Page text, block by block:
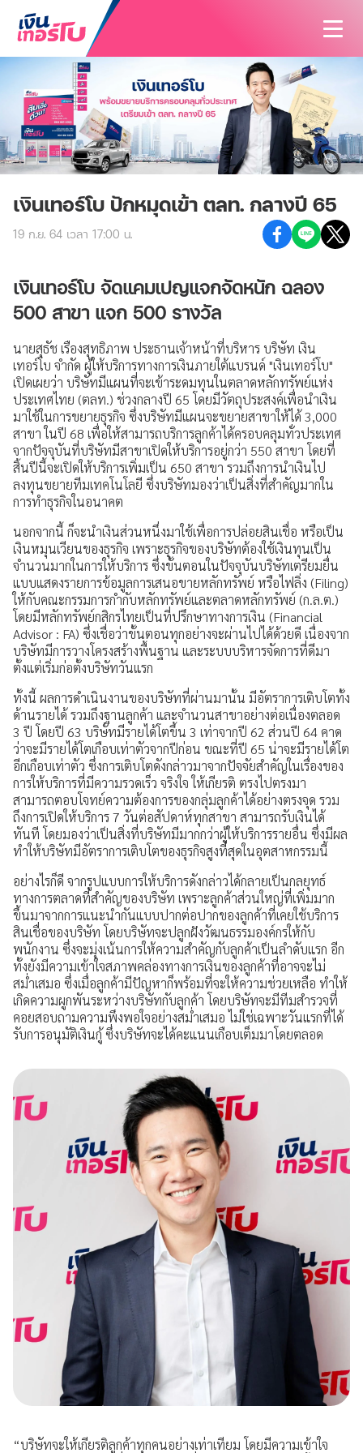
สนใจสินเชื่อ
สินเชื่อทั้งหมด
สินเชื่อรถมอเตอร์ไซค์
สินเชื่อรถยนต์
สินเชื่อรถแทรกเตอร์
สนใจประกัน
ประกันทั้งหมด
ประกันรถมอเตอร์ไซค์
ประกันรถยนต์
ประกันอุบัติเหตุ
ประกันบ้านและคอนโด
บทความ
รู้จักเงินเทอร์โบ
วิสัยทัศน์และพันธกิจ
บริษัทฯ และวัฒนธรรมองค์กร
ประสบการณ์ลูกค้า
คำถามที่พบบ่อย
ร่วมงานกับเรา
เรื่องราวใหม่ๆ
ข่าวสาร กิจกรรม และโปรโมชัน
วิดีโอเงินเทอร์โบ
ข้อมูลต่างๆ
เงื่อนไขการใช้งานเว็บไซต์
ประกาศดอกเบี้ยและค่าธรรมเนียม
การเปิดเผยข้อมูล
ช่องทางการแจ้งเบาะแส / ร้องเรียน
ติดต่อเรา
เงินเทอร์โบ ปักหมุดเข้า ตลท. กลางปี 65
19 ก.ย. 64 เวลา 17:00 น.
เงินเทอร์โบ จัดแคมเปญแจกจัดหนัก ฉลอง
500 สาขา แจก 500 รางวัล
นายสุธัช เรืองสุทธิภาพ ประธานเจ้าหน้าที่บริหาร บริษัท เงิน
เทอร์โบ จำกัด ผู้ให้บริการทางการเงินภายใต้แบรนด์ "เงินเทอร์โบ"
เปิดเผยว่า บริษัทมีแผนที่จะเข้าระดมทุนในตลาดหลักทรัพย์แห่ง
ประเทศไทย (ตลท.) ช่วงกลางปี 65 โดยมีวัตถุประสงค์เพื่อนำเงิน
มาใช้ในการขยายธุรกิจ ซึ่งบริษัทมีแผนจะขยายสาขาให้ได้ 3,000
สาขา ในปี 68 เพื่อให้สามารถบริการลูกค้าได้ครอบคลุมทั่วประเทศ
จากปัจจุบันที่บริษัทมีสาขาเปิดให้บริการอยู่กว่า 550 สาขา โดยที่
สิ้นปีนี้จะเปิดให้บริการเพิ่มเป็น 650 สาขา รวมถึงการนำเงินไป
ลงทุนขยายทีมเทคโนโลยี ซึ่งบริษัทมองว่าเป็นสิ่งที่สำคัญมากใน
การทำธุรกิจในอนาคต
นอกจากนี้ ก็จะนำเงินส่วนหนึ่งมาใช้เพื่อการปล่อยสินเชื่อ หรือเป็น
เงินหมุนเวียนของธุรกิจ เพราะธุรกิจของบริษัทต้องใช้เงินทุนเป็น
จำนวนมากในการให้บริการ ซึ่งขั้นตอนในปัจจุบันบริษัทเตรียมยื่น
แบบแสดงรายการข้อมูลการเสนอขายหลักทรัพย์ หรือไฟลิ่ง (Filing)
ให้กับคณะกรรมการกำกับหลักทรัพย์และตลาดหลักทรัพย์ (ก.ล.ต.)
โดยมีหลักทรัพย์กสิกรไทยเป็นที่ปรึกษาทางการเงิน (Financial
Advisor : FA) ซึ่งเชื่อว่าขั้นตอนทุกอย่างจะผ่านไปได้ด้วยดี เนื่องจาก
บริษัทมีการวางโครงสร้างพื้นฐาน และระบบบริหารจัดการที่ดีมา
ตั้งแต่เริ่มก่อตั้งบริษัทวันแรก
ทั้งนี้ ผลการดำเนินงานของบริษัทที่ผ่านมานั้น มีอัตราการเติบโตทั้ง
ด้านรายได้ รวมถึงฐานลูกค้า และจำนวนสาขาอย่างต่อเนื่องตลอด
3 ปี โดยปี 63 บริษัทมีรายได้โตขึ้น 3 เท่าจากปี 62 ส่วนปี 64 คาด
ว่าจะมีรายได้โตเกือบเท่าตัวจากปีก่อน ขณะที่ปี 65 น่าจะมีรายได้โต
อีกเกือบเท่าตัว ซึ่งการเติบโตดังกล่าวมาจากปัจจัยสำคัญในเรื่องของ
การให้บริการที่มีความรวดเร็ว จริงใจ ให้เกียรติ ตรงไปตรงมา
สามารถตอบโจทย์ความต้องการของกลุ่มลูกค้าได้อย่างตรงจุด รวม
ถึงการเปิดให้บริการ 7 วันต่อสัปดาห์ทุกสาขา สามารถรับเงินได้
ทันที โดยมองว่าเป็นสิ่งที่บริษัทมีมากกว่าผู้ให้บริการรายอื่น ซึ่งมีผล
ทำให้บริษัทมีอัตราการเติบโตของธุรกิจสูงที่สุดในอุตสาหกรรมนี้
อย่างไรก็ดี จากรูปแบบการให้บริการดังกล่าวได้กลายเป็นกลยุทธ์
ทางการตลาดที่สำคัญของบริษัท เพราะลูกค้าส่วนใหญ่ที่เพิ่มมาก
ขึ้นมาจากการแนะนำกันแบบปากต่อปากของลูกค้าที่เคยใช้บริการ
สินเชื่อของบริษัท โดยบริษัทจะปลูกฝังวัฒนธรรมองค์กรให้กับ
พนักงาน ซึ่งจะมุ่งเน้นการให้ความสำคัญกับลูกค้าเป็นลำดับแรก อีก
ทั้งยังมีความเข้าใจสภาพคล่องทางการเงินของลูกค้าที่อาจจะไม่
สม่ำเสมอ ซึ่งเมื่อลูกค้ามีปัญหาก็พร้อมที่จะให้ความช่วยเหลือ ทำให้
เกิดความผูกพันระหว่างบริษัทกับลูกค้า โดยบริษัทจะมีทีมสำรวจที่
คอยสอบถามความพึงพอใจอย่างสม่ำเสมอ ไม่ใช่เฉพาะวันแรกที่ได้
รับการอนุมัติเงินกู้ ซึ่งบริษัทจะได้คะแนนเกือบเต็มมาโดยตลอด
“บริษัทจะให้เกียรติลูกค้าทุกคนอย่างเท่าเทียม โดยมีความเข้าใจ